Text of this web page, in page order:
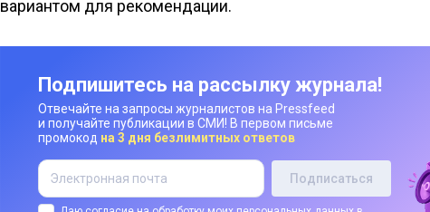
вариантом для рекомендации.
Подпишитесь на рассылку журнала!
Отвечайте на запросы журналистов на Pressfeed
и получайте публикации в СМИ! В первом письме
промокод на 3 дня безлимитных ответов